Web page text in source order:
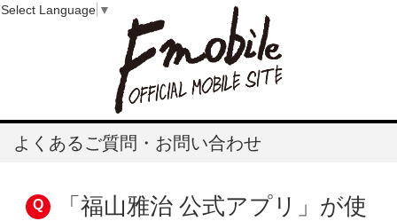
よくあるご質問・お問い合わせ
「福山雅治 公式アプリ」が使
Select Language ▼